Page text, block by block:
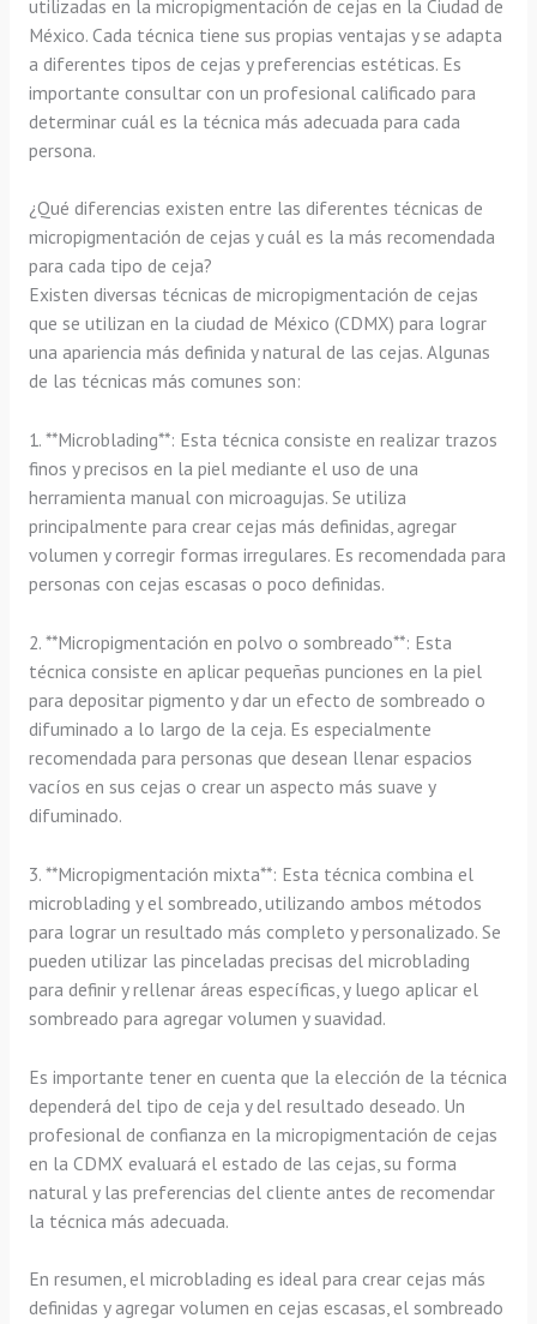
utilizadas en la micropigmentación de cejas en la Ciudad de
México. Cada técnica tiene sus propias ventajas y se adapta
a diferentes tipos de cejas y preferencias estéticas. Es
importante consultar con un profesional calificado para
determinar cuál es la técnica más adecuada para cada
persona.
¿Qué diferencias existen entre las diferentes técnicas de
micropigmentación de cejas y cuál es la más recomendada
para cada tipo de ceja?
Existen diversas técnicas de micropigmentación de cejas
que se utilizan en la ciudad de México (CDMX) para lograr
una apariencia más definida y natural de las cejas. Algunas
de las técnicas más comunes son:
1. **Microblading**: Esta técnica consiste en realizar trazos
finos y precisos en la piel mediante el uso de una
herramienta manual con microagujas. Se utiliza
principalmente para crear cejas más definidas, agregar
volumen y corregir formas irregulares. Es recomendada para
personas con cejas escasas o poco definidas.
2. **Micropigmentación en polvo o sombreado**: Esta
técnica consiste en aplicar pequeñas punciones en la piel
para depositar pigmento y dar un efecto de sombreado o
difuminado a lo largo de la ceja. Es especialmente
recomendada para personas que desean llenar espacios
vacíos en sus cejas o crear un aspecto más suave y
difuminado.
3. **Micropigmentación mixta**: Esta técnica combina el
microblading y el sombreado, utilizando ambos métodos
para lograr un resultado más completo y personalizado. Se
pueden utilizar las pinceladas precisas del microblading
para definir y rellenar áreas específicas, y luego aplicar el
sombreado para agregar volumen y suavidad.
Es importante tener en cuenta que la elección de la técnica
dependerá del tipo de ceja y del resultado deseado. Un
profesional de confianza en la micropigmentación de cejas
en la CDMX evaluará el estado de las cejas, su forma
natural y las preferencias del cliente antes de recomendar
la técnica más adecuada.
En resumen, el microblading es ideal para crear cejas más
definidas y agregar volumen en cejas escasas, el sombreado